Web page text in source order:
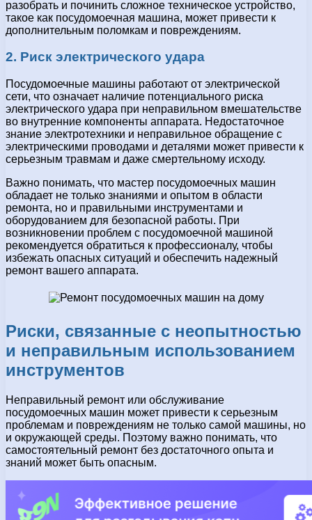
разобрать и починить сложное техническое устройство,
такое как посудомоечная машина, может привести к
дополнительным поломкам и повреждениям.
2. Риск электрического удара
Посудомоечные машины работают от электрической
сети, что означает наличие потенциального риска
электрического удара при неправильном вмешательстве
во внутренние компоненты аппарата. Недостаточное
знание электротехники и неправильное обращение с
электрическими проводами и деталями может привести к
серьезным травмам и даже смертельному исходу.
Важно понимать, что мастер посудомоечных машин
обладает не только знаниями и опытом в области
ремонта, но и правильными инструментами и
оборудованием для безопасной работы. При
возникновении проблем с посудомоечной машиной
рекомендуется обратиться к профессионалу, чтобы
избежать опасных ситуаций и обеспечить надежный
ремонт вашего аппарата.
Риски, связанные с неопытностью
и неправильным использованием
инструментов
Неправильный ремонт или обслуживание
посудомоечных машин может привести к серьезным
проблемам и повреждениям не только самой машины, но
и окружающей среды. Поэтому важно понимать, что
самостоятельный ремонт без достаточного опыта и
знаний может быть опасным.